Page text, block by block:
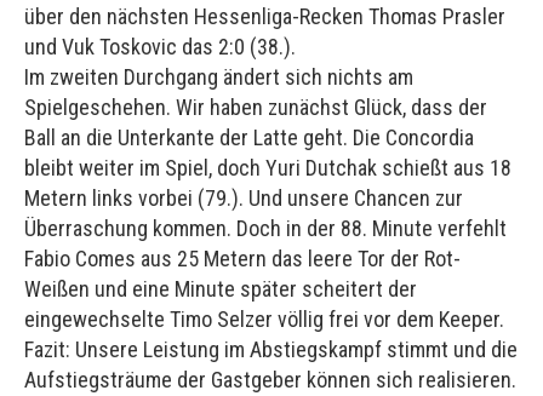
über den nächsten Hessenliga-Recken Thomas Prasler
und Vuk Toskovic das 2:0 (38.).
Im zweiten Durchgang ändert sich nichts am
Spielgeschehen. Wir haben zunächst Glück, dass der
Ball an die Unterkante der Latte geht. Die Concordia
bleibt weiter im Spiel, doch Yuri Dutchak schießt aus 18
Metern links vorbei (79.). Und unsere Chancen zur
Überraschung kommen. Doch in der 88. Minute verfehlt
Fabio Comes aus 25 Metern das leere Tor der Rot-
Weißen und eine Minute später scheitert der
eingewechselte Timo Selzer völlig frei vor dem Keeper.
Fazit: Unsere Leistung im Abstiegskampf stimmt und die
Aufstiegsträume der Gastgeber können sich realisieren.